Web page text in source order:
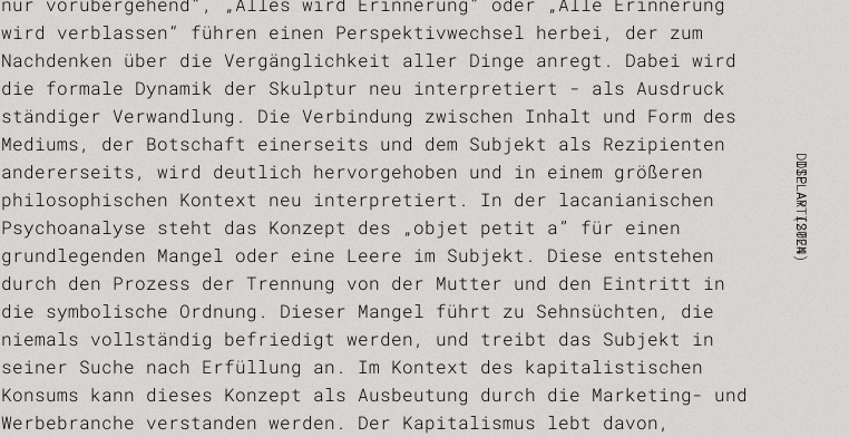
wird verblassen“ führen einen Perspektivwechsel herbei, der zum
Nachdenken über die Vergänglichkeit aller Dinge anregt. Dabei wird
die formale Dynamik der Skulptur neu interpretiert - als Ausdruck
ständiger Verwandlung. Die Verbindung zwischen Inhalt und Form des
Mediums, der Botschaft einerseits und dem Subjekt als Rezipienten
andererseits, wird deutlich hervorgehoben und in einem größeren
philosophischen Kontext neu interpretiert. In der lacanianischen
Psychoanalyse steht das Konzept des „objet petit a” für einen
grundlegenden Mangel oder eine Leere im Subjekt. Diese entstehen
durch den Prozess der Trennung von der Mutter und den Eintritt in
die symbolische Ordnung. Dieser Mangel führt zu Sehnsüchten, die
niemals vollständig befriedigt werden, und treibt das Subjekt in
seiner Suche nach Erfüllung an. Im Kontext des kapitalistischen
Konsums kann dieses Konzept als Ausbeutung durch die Marketing- und
Werbebranche verstanden werden. Der Kapitalismus lebt davon,